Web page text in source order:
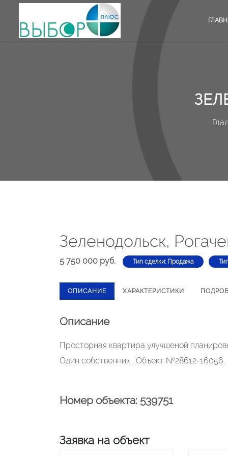
Зеленодольск,
5 750 000 руб. Тип сделки: Продажа
ОПИСАНИЕ ХАРАКТЕРИСТИКИ
Описание
Просторная квартира улучшеной
Один собственник . Объект №28612-16056.
Номер объекта: 539751
Заявка на объект